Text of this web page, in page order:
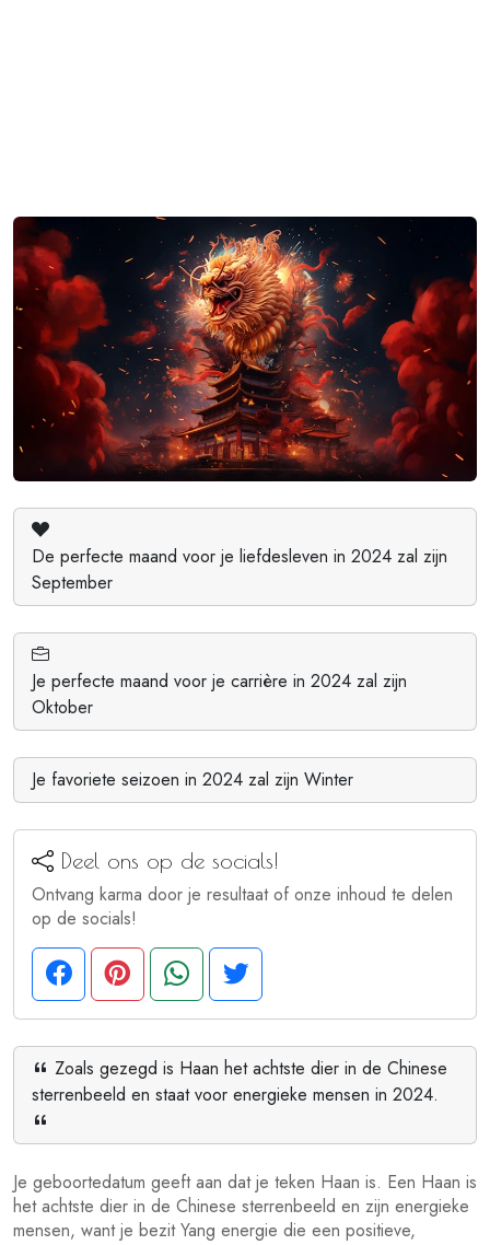
De perfecte maand voor je liefdesleven in 2024 zal zijn
September
Je perfecte maand voor je carrière in 2024 zal zijn
Oktober
Je favoriete seizoen in 2024 zal zijn Winter
Deel ons op de socials!
Ontvang karma door je resultaat of onze inhoud te delen
op de socials!
Zoals gezegd is Haan het achtste dier in de Chinese
sterrenbeeld en staat voor energieke mensen in 2024.
Je geboortedatum geeft aan dat je teken Haan is. Een Haan is
het achtste dier in de Chinese sterrenbeeld en zijn energieke
mensen, want je bezit Yang energie die een positieve,